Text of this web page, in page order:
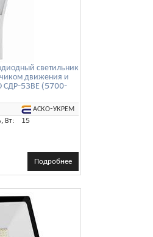
светильник
движения и
СДР-53ВЕ (5700-
АСКО-УКРЕМ
Вт:
15
Подробнее